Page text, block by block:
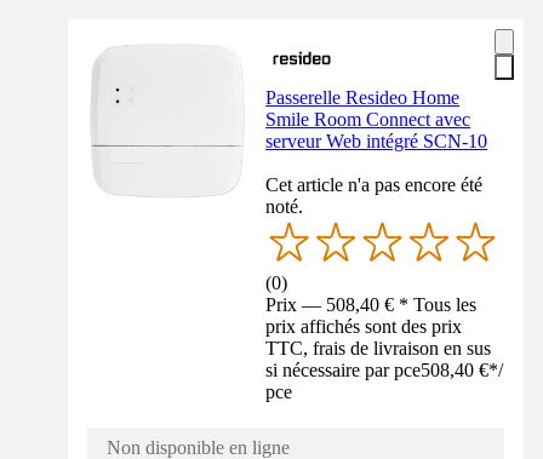
Passerelle Resideo Home
Smile Room Connect avec
serveur Web intégré SCN-10
Cet article n'a pas encore été
noté.
(0)
Prix — 508,40 € * Tous les
prix affichés sont des prix
TTC, frais de livraison en sus
si nécessaire par pce508,40 €*/
pce
Non disponible en ligne